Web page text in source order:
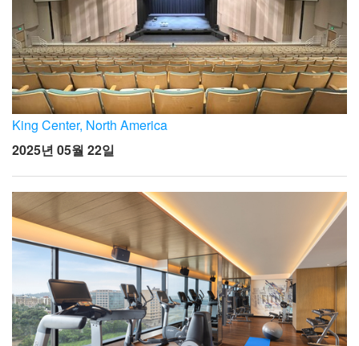
King Center, North America
2025년 05월 22일